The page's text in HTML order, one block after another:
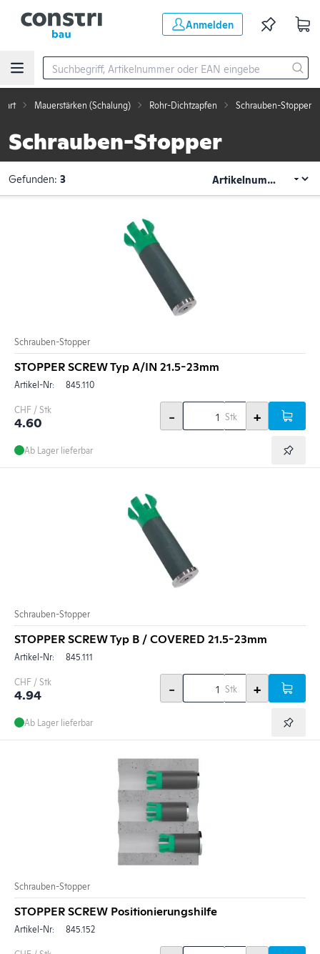
Anmelden
Mauerstärken (Schalung) Rohr-Dichtzapfen Schrauben-Stopper
Schrauben-Stopper
Gefunden: 3
Schrauben-Stopper
STOPPER SCREW Typ A/IN 21.5-23mm
Artikel-Nr: 845.110
CHF / Stk
4.60 - Stk +
Ab Lager lieferbar
Schrauben-Stopper
STOPPER SCREW Typ B / COVERED 21.5-23mm
Artikel-Nr: 845.111
CHF / Stk
4.94 - Stk +
Ab Lager lieferbar
Schrauben-Stopper
STOPPER SCREW Positionierungshilfe
Artikel-Nr: 845.152